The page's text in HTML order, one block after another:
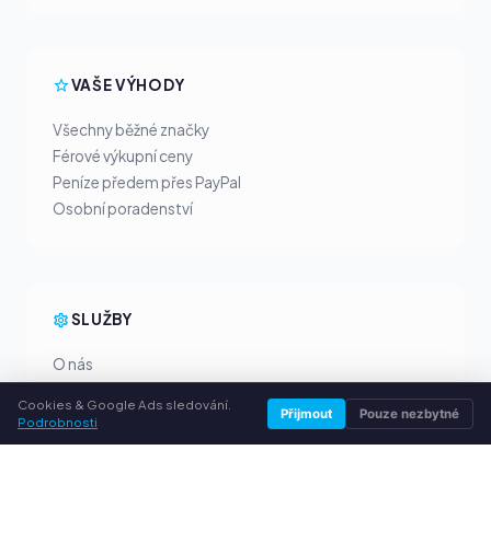
VAŠE VÝHODY
Všechny běžné značky
Férové výkupní ceny
Peníze předem přes PayPal
Osobní poradenství
SLUŽBY
O nás
Kontakt / Právní informace
Časté dotazy (FAQ)
Cookies & Google Ads sledování.
Podrobnosti
Přijmout Pouze nezbytné